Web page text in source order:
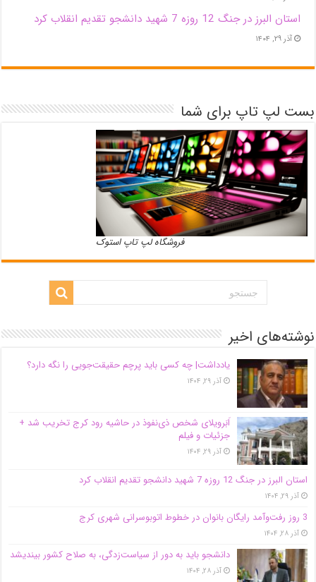
استان البرز در جنگ 12 روزه 7 شهید دانشجو تقدیم انقلاب کرد
آذر ۲۹, ۱۴۰۴
بست لپ تاپ برای شما
فروشگاه لپ تاپ استوک
نوشته‌های اخیر
یادداشت| ‌چه کسی باید پرچم حقیقت‌جویی را نگه دارد؟
آذر ۲۹, ۱۴۰۴
اَبَر‌ویلای شخص ذی‌نفوذ در حاشیه‌ رود کرج تخریب شد +
جزئیات و فیلم
آذر ۲۹, ۱۴۰۴
استان البرز در جنگ 12 روزه 7 شهید دانشجو تقدیم انقلاب کرد
آذر ۲۹, ۱۴۰۴
3 روز رفت‌وآمد رایگان بانوان در خطوط اتوبوسرانی شهری کرج
آذر ۲۸, ۱۴۰۴
دانشجو باید به دور از سیاست‌زدگی، به صلاح کشور بیندیشد
آذر ۲۸, ۱۴۰۴